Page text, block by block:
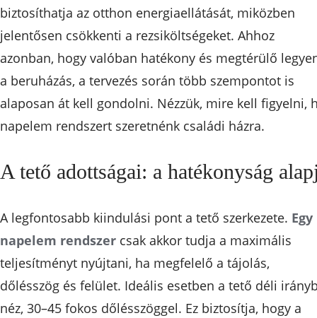
biztosíthatja az otthon energiaellátását, miközben
jelentősen csökkenti a rezsiköltségeket. Ahhoz
azonban, hogy valóban hatékony és megtérülő
a beruházás, a tervezés során több szempontot is
alaposan át kell gondolni. Nézzük, mire kell figyelni,
napelem rendszert szeretnénk családi házra.
A tető adottságai: a hatékonyság
A legfontosabb kiindulási pont a tető szerkezete. Egy
napelem rendszer csak akkor tudja a maximális
teljesítményt nyújtani, ha megfelelő a tájolás,
dőlésszög és felület. Ideális esetben a tető déli
néz, 30–45 fokos dőlésszöggel. Ez biztosítja, hogy a